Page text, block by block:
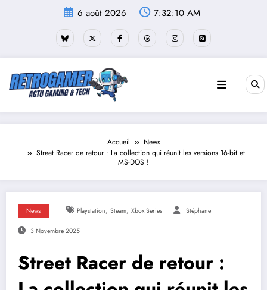
6 août 2026 7:32:11 AM
Accueil
News
Street Racer de retour : La collection qui réunit les versions 16-bit et
MS-DOS !
News Playstation, Steam, Xbox Series Stéphane
3 Novembre 2025
Street Racer de retour :